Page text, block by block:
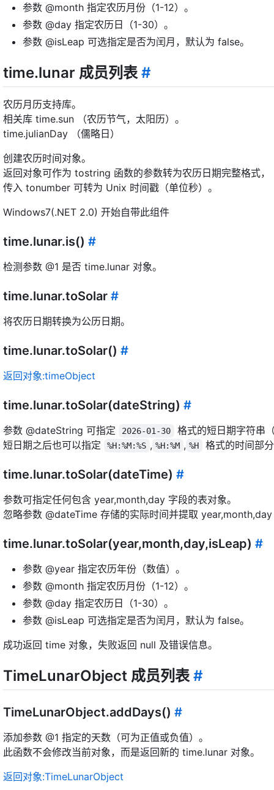
参数 @month 指定农历月份（1-12）。
参数 @day 指定农历日（1-30）。
参数 @isLeap 可选指定是否为闰月，默认为 false。
time.lunar 成员列表 #
农历月历支持库。
相关库 time.sun （农历节气，太阳历）。
time.julianDay （儒略日）
创建农历时间对象。
返回对象可作为 tostring 函数的参数转为农历日期完整格式，
传入 tonumber 可转为 Unix 时间戳（单位秒）。
Windows7(.NET 2.0) 开始自带此组件
time.lunar.is() #
检测参数 @1 是否 time.lunar 对象。
time.lunar.toSolar #
将农历日期转换为公历日期。
time.lunar.toSolar() #
返回对象:timeObject
time.lunar.toSolar(dateString) #
参数 @dateString 可指定 2026-01-30
格式的短日期字符串
短日期之后也可以指定
%H:%M:%S , %H:%M , %H 格式的时间部
time.lunar.toSolar(dateTime) #
参数可指定任何包含 year,month,day 字段的表对象。
忽略参数 @dateTime 存储的实际时间并提取
time.lunar.toSolar(year,month,day,isLeap) #
参数 @year 指定农历年份（数值）。
参数 @month 指定农历月份（1-12）。
参数 @day 指定农历日（1-30）。
参数 @isLeap 可选指定是否为闰月，默认为 false。
成功返回 time 对象，失败返回 null 及错误信息。
TimeLunarObject 成员列表#
TimeLunarObject.addDays() #
添加参数 @1 指定的天数（可为正值或负值）。
此函数不会修改当前对象，而是返回新的 time.lunar 对象。
返回对象:TimeLunarObject